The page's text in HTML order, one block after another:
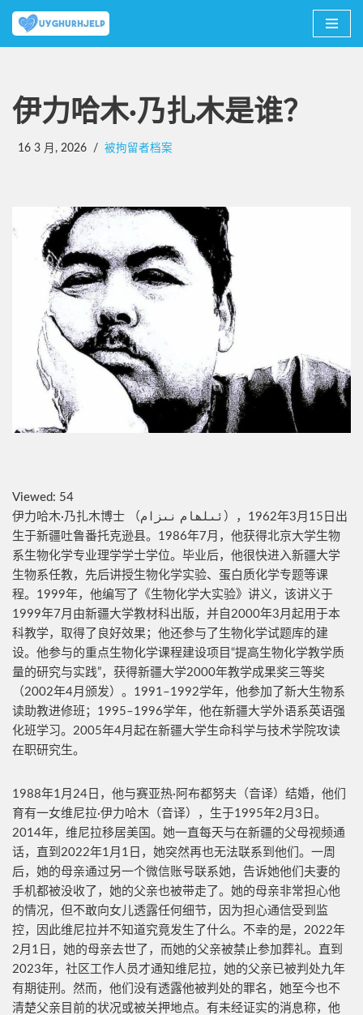
文
伊力哈木·乃扎木是谁？
16 3 月, 2026 被拘留者档案
Viewed: 54
伊力哈木·乃扎木博士 （ئىلھام نىزام），1962年3月15日出
生于新疆吐鲁番托克逊县。1986年7月，他获得北京大学生物
系生物化学专业理学学士学位。毕业后，他很快进入新疆大学
生物系任教，先后讲授生物化学实验、蛋白质化学专题等课
程。1999年，他编写了《生物化学大实验》讲义，该讲义于
1999年7月由新疆大学教材科出版，并自2000年3月起用于本
科教学，取得了良好效果；他还参与了生物化学试题库的建
设。他参与的重点生物化学课程建设项目“提高生物化学教学质
量的研究与实践”，获得新疆大学2000年教学成果奖三等奖
（2002年4月颁发）。1991–1992学年，他参加了新大生物系
读助教进修班；1995–1996学年，他在新疆大学外语系英语强
化班学习。2005年4月起在新疆大学生命科学与技术学院攻读
在职研究生。
1988年1月24日，他与赛亚热·阿布都努夫（音译）结婚，他们
育有一女维尼拉·伊力哈木（音译），生于1995年2月3日。
2014年，维尼拉移居美国。她一直每天与在新疆的父母视频通
话，直到2022年1月1日，她突然再也无法联系到他们。一周
后，她的母亲通过另一个微信账号联系她，告诉她他们夫妻的
手机都被没收了，她的父亲也被带走了。她的母亲非常担心他
的情况，但不敢向女儿透露任何细节，因为担心通信受到监
控，因此维尼拉并不知道究竟发生了什么。不幸的是，2022年
2月1日，她的母亲去世了，而她的父亲被禁止参加葬礼。直到
2023年，社区工作人员才通知维尼拉，她的父亲已被判处九年
有期徒刑。然而，他们没有透露他被判处的罪名，她至今也不
清楚父亲目前的状况或被关押地点。有未经证实的消息称，他